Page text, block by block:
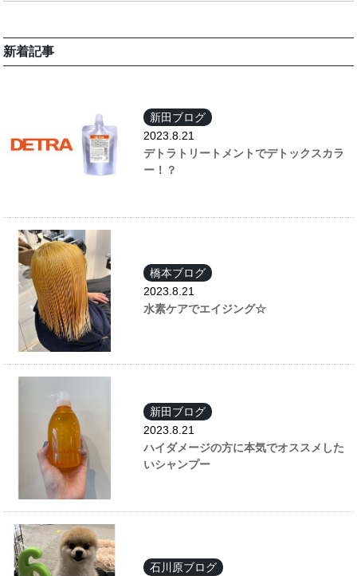
新着記事
新田ブログ
2023.8.21
デトラトリートメントでデトックスカラ
ー！？
橋本ブログ
2023.8.21
水素ケアでエイジング☆
新田ブログ
2023.8.21
ハイダメージの方に本気でオススメした
いシャンプー
石川原ブログ